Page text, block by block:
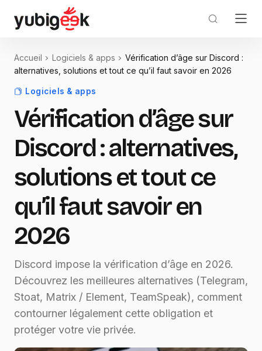
Accueil Logiciels & apps
Vérification d’âge sur Discord :
alternatives, solutions et tout ce qu’il faut savoir en 2026
Logiciels & apps
Vérification d’âge sur
Discord : alternatives,
solutions et tout ce
qu’il faut savoir en
2026
Discord impose la vérification d’âge en 2026.
Découvrez les meilleures alternatives (Telegram,
Stoat, Matrix / Element, TeamSpeak), comment
contourner légalement cette obligation et
protéger votre vie privée.